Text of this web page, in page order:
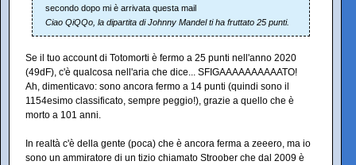
secondo dopo mi è arrivata questa mail
Ciao QiQQo, la dipartita di Johnny Mandel ti ha fruttato 25 punti.
Se il tuo account di Totomorti è fermo a 25 punti nell'anno 2020
(49dF), c'è qualcosa nell'aria che dice... SFIGAAAAAAAAAATO!
Ah, dimenticavo: sono ancora fermo a 14 punti (quindi sono il
1154esimo classificato, sempre peggio!), grazie a quello che è
morto a 101 anni.
In realtà c'è della gente (poca) che è ancora ferma a zeeero, ma io
sono un ammiratore di un tizio chiamato Stroober che dal 2009 è